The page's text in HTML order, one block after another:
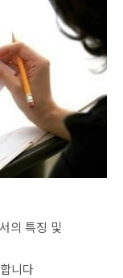
의 특징 및
니다